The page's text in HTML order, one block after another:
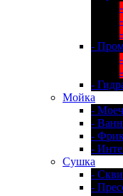
-
-
Мойка
-
-
-
-
Сушка
-
-